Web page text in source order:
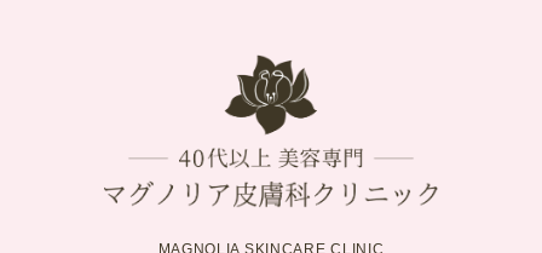
MAGNOLIA SKINCARE CLINIC